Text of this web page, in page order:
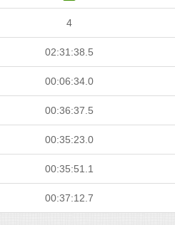
4
02:31:38.5
00:06:34.0
00:36:37.5
00:35:23.0
00:35:51.1
00:37:12.7